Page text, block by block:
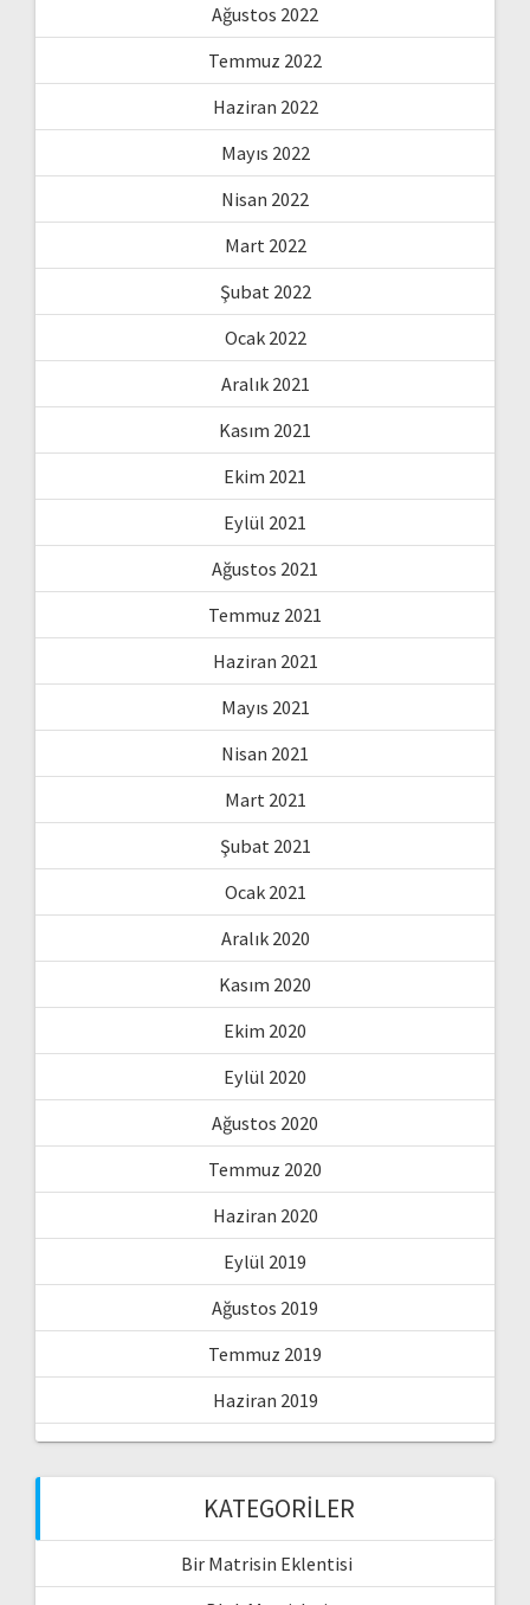
Ağustos 2022
Temmuz 2022
Haziran 2022
Mayıs 2022
Nisan 2022
Mart 2022
Şubat 2022
Ocak 2022
Aralık 2021
Kasım 2021
Ekim 2021
Eylül 2021
Ağustos 2021
Temmuz 2021
Haziran 2021
Mayıs 2021
Nisan 2021
Mart 2021
Şubat 2021
Ocak 2021
Aralık 2020
Kasım 2020
Ekim 2020
Eylül 2020
Ağustos 2020
Temmuz 2020
Haziran 2020
Eylül 2019
Ağustos 2019
Temmuz 2019
Haziran 2019
KATEGORILER
Bir Matrisin Eklentisi